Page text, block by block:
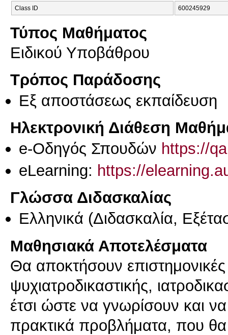
Class ID 600245929
Τύπος Μαθήματος
Ειδικού Υποβάθρου
Τρόπος Παράδοσης
Eξ απoστάσεως εκπαίδευση
Ηλεκτρονική Διάθεση
e-Οδηγός Σπουδών https://
eLearning: https://
Γλώσσα Διδασκαλίας
Ελληνικά (Διδασκαλία,
Μαθησιακά Αποτελέσματα
Θα αποκτήσουν
ψυχιατροδικαστικής,
έτσι ώστε να γνωρίσουν και
πρακτικά προβλήματα, που